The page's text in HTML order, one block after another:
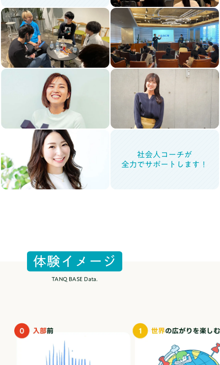
社会人コーチが
全力でサポートします！
体験 イ メ ー ジ